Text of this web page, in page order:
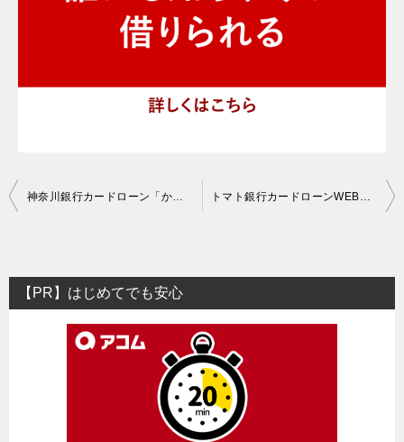
投
ビ
ゲ
神奈川銀行カードローン「かなぎんマイポケット」の口コミ評判・審査基準 トマト銀行カードローンWEB完結ローン「スマト」の口コミ評判・審査基準
【PR】はじめてでも安心